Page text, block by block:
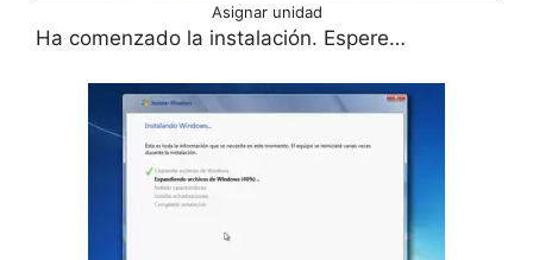
Asignar unidad
Ha comenzado la instalación. Espere…